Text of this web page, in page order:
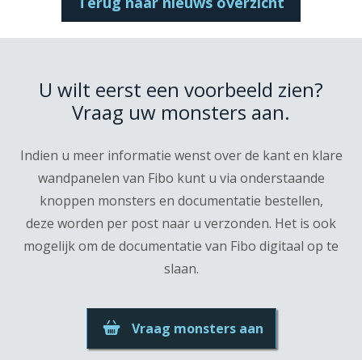
U wilt eerst een voorbeeld zien?
Vraag uw monsters aan.
Indien u meer informatie wenst over de kant en klare
wandpanelen van Fibo kunt u via onderstaande
knoppen monsters en documentatie bestellen,
deze worden per post naar u verzonden. Het is ook
mogelijk om de documentatie van Fibo digitaal op te
slaan.
Vraag monsters aan